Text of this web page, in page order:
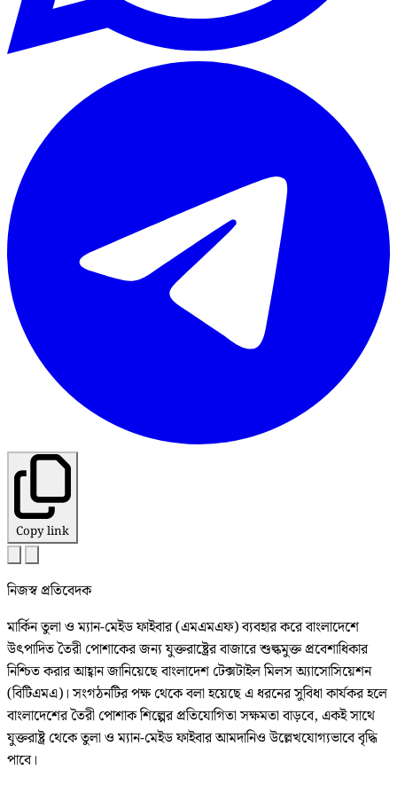
Copy link
নিজস্ব প্রতিবেদক
মার্কিন তুলা ও ম্যান-মেইড ফাইবার (এমএমএফ) ব্যবহার করে বাংলাদেশে
উৎপাদিত তৈরী পোশাকের জন্য যুক্তরাষ্ট্রের বাজারে শুল্কমুক্ত প্রবেশাধিকার
নিশ্চিত করার আহ্বান জানিয়েছে বাংলাদেশ টেক্সটাইল মিলস অ্যাসোসিয়েশন
(বিটিএমএ)। সংগঠনটির পক্ষ থেকে বলা হয়েছে এ ধরনের সুবিধা কার্যকর হলে
বাংলাদেশের তৈরী পোশাক শিল্পের প্রতিযোগিতা সক্ষমতা বাড়বে, একই সাথে
যুক্তরাষ্ট্র থেকে তুলা ও ম্যান-মেইড ফাইবার আমদানিও উল্লেখযোগ্যভাবে বৃদ্ধি
পাবে।